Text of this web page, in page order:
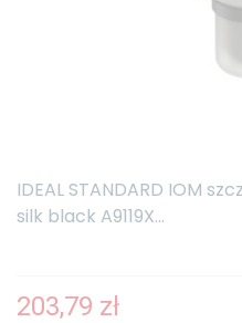
IDEAL STANDARD IOM
silk black A9119X...
203,79 zł